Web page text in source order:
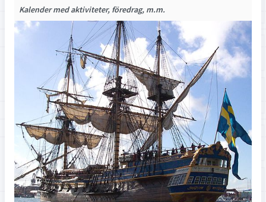
Kalender med aktiviteter, föredrag, m.m.